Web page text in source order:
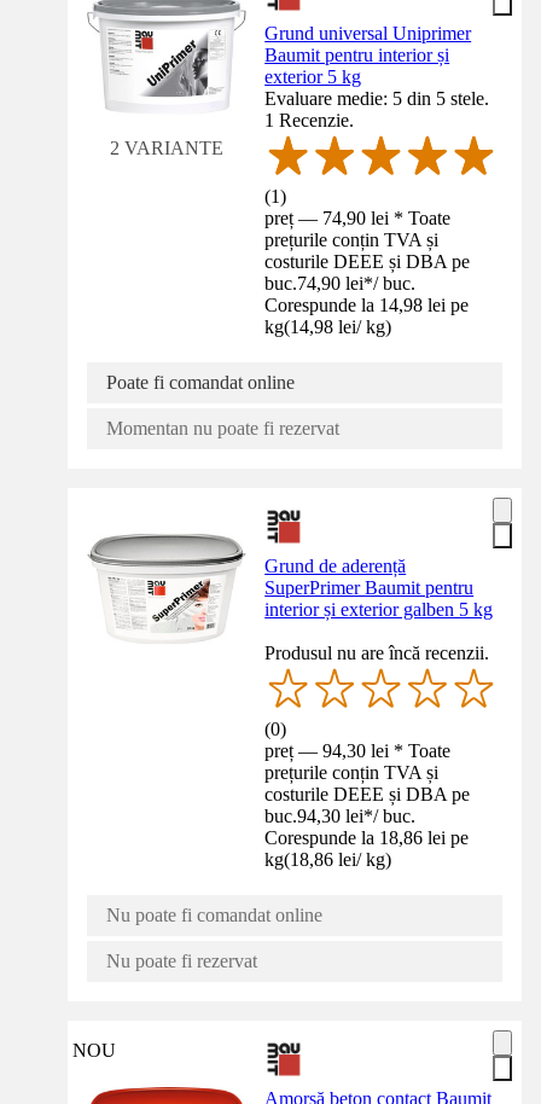
2 VARIANTE
Grund universal Uniprimer
Baumit pentru interior și
exterior 5 kg
Evaluare medie: 5 din 5 stele.
1 Recenzie.
(1)
preț — 74,90 lei * Toate
prețurile conțin TVA și
costurile DEEE și DBA pe
buc.74,90 lei*/ buc.
Corespunde la 14,98 lei pe
kg(14,98 lei/ kg)
Poate fi comandat online
Momentan nu poate fi rezervat
Grund de aderență
SuperPrimer Baumit pentru
interior și exterior galben 5 kg
Produsul nu are încă recenzii.
(0)
preț — 94,30 lei * Toate
prețurile conțin TVA și
costurile DEEE și DBA pe
buc.94,30 lei*/ buc.
Corespunde la 18,86 lei pe
kg(18,86 lei/ kg)
Nu poate fi comandat online
Nu poate fi rezervat
NOU
Amorsă beton contact Baumit